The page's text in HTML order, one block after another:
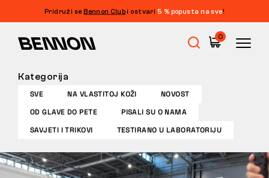
Pridruži seBennon Clubi ostvari 5 % popusta na sve!
0
Rasprodaja
Radna obuća
Barefoot
Kategorija
SVE NA VLASTITOJ KOŽI
NOVOST
OD GLAVE DO PETE
PISALI SU O NAMA
SAVJETI I TRIKOVI
TESTIRANO U LABORATORIJU